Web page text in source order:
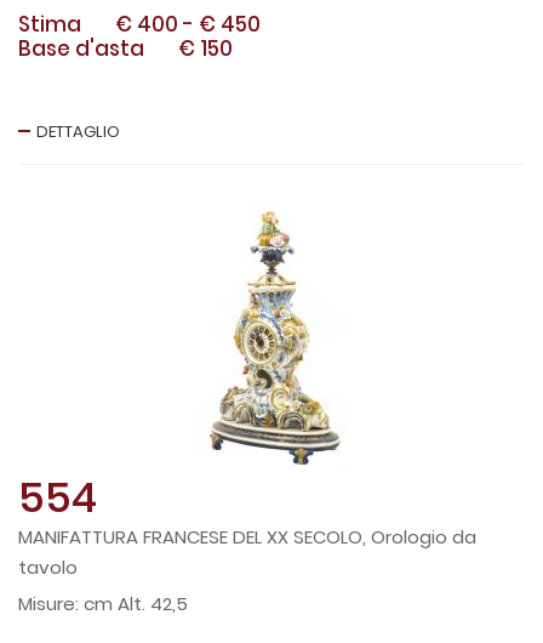
Stima € 400 - € 450
Base d'asta
€ 150
DETTAGLIO
554
MANIFATTURA FRANCESE DEL XX SECOLO, Orologio da
tavolo
cm Alt. 42,5